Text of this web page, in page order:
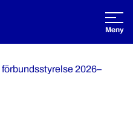
Öppna
Meny
2026–